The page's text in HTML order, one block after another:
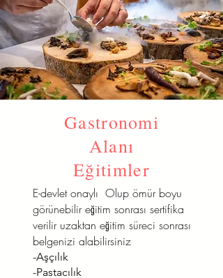
Gastronomi
Alanı
Eğitimler
E-devlet onaylı Olup ömür boyu
görünebilir eğitim sonrası sertifika
verilir uzaktan eğitim süreci sonrası
belgenizi alabilirsiniz
-Aşçılık
-Pastacılık